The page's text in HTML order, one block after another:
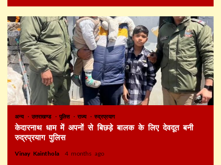
अन्य उत्तराखण्ड पुलिस राज्य रुद्रप्रयाग
केदारनाथ धाम में अपनों से बिछड़े बालक के लिए देवदूत बनी
रुद्रप्रयाग पुलिस
Vinay Kainthola 4 months ago